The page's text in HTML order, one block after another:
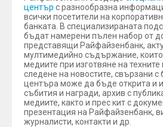
център с разнообразна
всички посетители на
банката. В специализираната
бъдат намерени пълен набор от
представящи Райфайзенбанк,
мултимедийно съдържание, които
медиите при изготвяне на
следене на новостите, свързани с
центъра може да бъде открита и
събития и награди, архив с
медиите, както и прес кит с
презентация на Райфайзенбанк,
журналисти, контакти и др.